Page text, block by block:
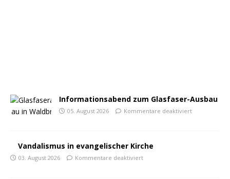
Informationsabend zum Glasfaser-Ausbau
05. August 2026 Kommentare deaktiviert
Vandalismus in evangelischer Kirche
03. August 2026 Kommentare deaktiviert